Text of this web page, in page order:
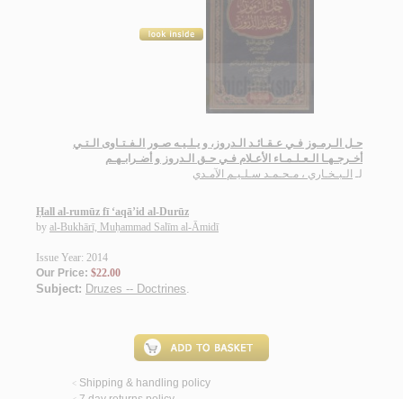
حـل الـرمـوز فـي عـقـائـد الـدروز، و يـلـيـه صـور الـفـتـاوى الـتـي
أخـرجـهـا الـعـلـمـاء الأعـلام فـي حـق الـدروز و أضـرابـهـم
لـ الـبـخـاري ، مـحـمـد سـلـيـم الآمـدي
Ḥall al-rumūz fī ‘aqā’id al-Durūz
by al-Bukhārī, Muḥammad Salīm al-Āmidī
Issue Year: 2014
Our Price: $22.00
Subject: Druzes -- Doctrines.
< Shipping & handling policy